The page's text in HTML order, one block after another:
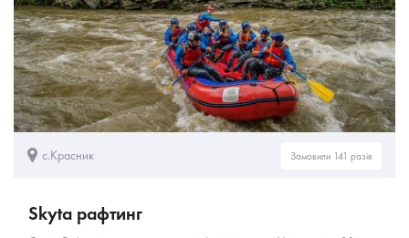
с.Красник Замовили 141 разів
Skyta рафтинг